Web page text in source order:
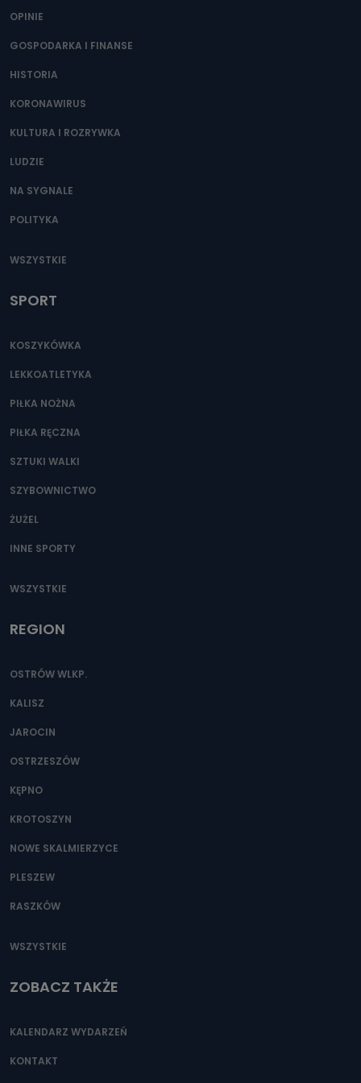
OPINIE
GOSPODARKA I FINANSE
HISTORIA
KORONAWIRUS
KULTURA I ROZRYWKA
LUDZIE
NA SYGNALE
POLITYKA
WSZYSTKIE
SPORT
KOSZYKÓWKA
LEKKOATLETYKA
PIŁKA NOŻNA
PIŁKA RĘCZNA
SZTUKI WALKI
SZYBOWNICTWO
ŻUŻEL
INNE SPORTY
WSZYSTKIE
REGION
OSTRÓW WLKP.
KALISZ
JAROCIN
OSTRZESZÓW
KĘPNO
KROTOSZYN
NOWE SKALMIERZYCE
PLESZEW
RASZKÓW
WSZYSTKIE
ZOBACZ TAKŻE
KALENDARZ WYDARZEŃ
KONTAKT